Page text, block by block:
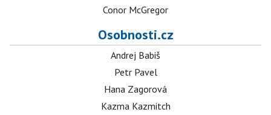
Conor McGregor
Osobnosti.cz
Andrej Babiš
Petr Pavel
Hana Zagorová
Kazma Kazmitch